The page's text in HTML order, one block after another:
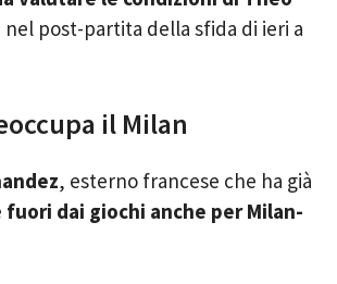
nel post-partita della sfida di ieri a
il Milan
, esterno francese che ha già
fuori dai giochi anche per Milan-